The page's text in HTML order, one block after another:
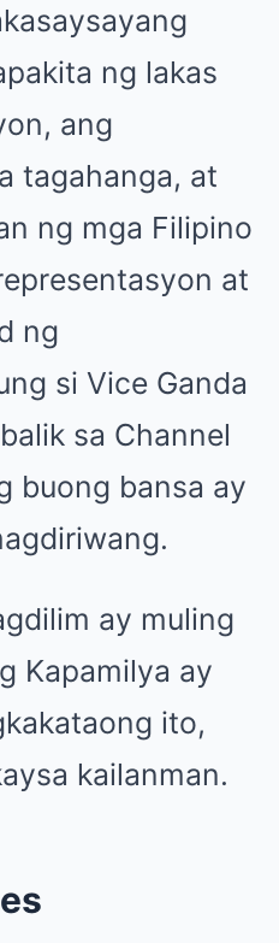
ng lakas
ang
tagahanga, at
ng mga Filipino
at
ng
si Vice Ganda
sa Channel
buong bansa ay
ay muling
Kapamilya ay
ito,
kailanman.